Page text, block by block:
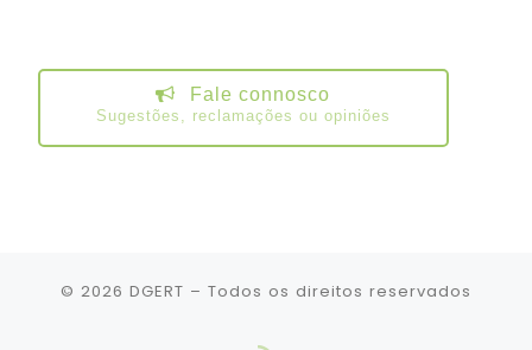
Fale connosco
Sugestões, reclamações ou opiniões
© 2026 DGERT – Todos os direitos reservados